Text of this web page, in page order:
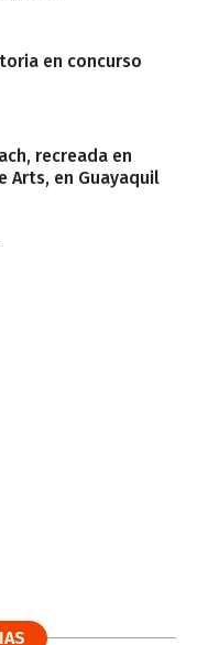
en concurso
recreada en
Arts, en Guayaquil